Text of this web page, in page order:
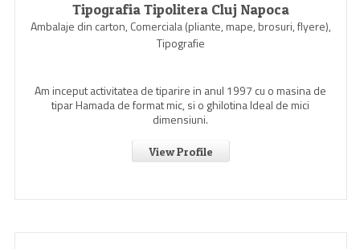
Tipografia Tipolitera Cluj Napoca
Ambalaje din carton, Comerciala (pliante, mape, brosuri, flyere),
Tipografie
Am inceput activitatea de tiparire in anul 1997 cu o masina de
tipar Hamada de format mic, si o ghilotina Ideal de mici
dimensiuni.
View Profile